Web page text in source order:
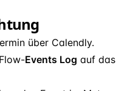
über Calendly.
Events Log auf das